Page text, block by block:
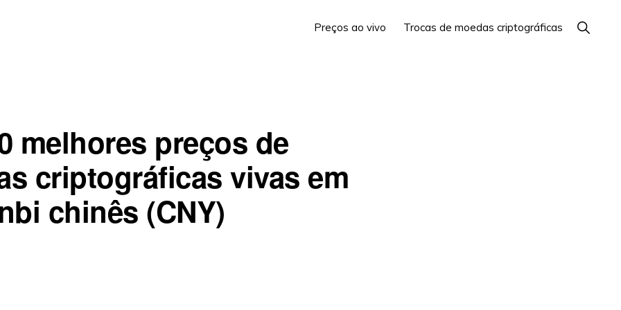
Preços ao vivo Trocas de moedas criptográficas Mostrar
Busca
melhores preços de
criptográficas vivas em
chinês (CNY)